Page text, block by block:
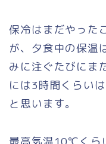
保冷はまだやった
が、夕食中の保温
みに注ぐたびにま
には3時間くらい
と思います。